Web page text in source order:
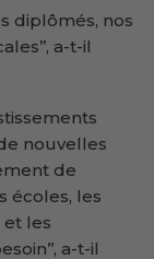
diplômés, nos
a-t-il
nouvelles
de
écoles, les
et les
a-t-il